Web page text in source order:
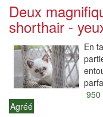
Deux
shorthair -
En
950
Agréé